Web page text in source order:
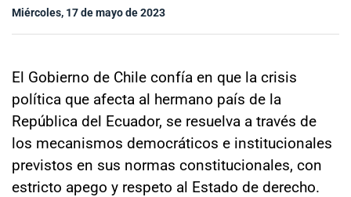
Sala de prensa
modo claro
Miércoles, 17 de mayo de 2023
El Gobierno de Chile confía en que la crisis
política que afecta al hermano país de la
República del Ecuador, se resuelva a través de
los mecanismos democráticos e institucionales
previstos en sus normas constitucionales, con
estricto apego y respeto al Estado de derecho.